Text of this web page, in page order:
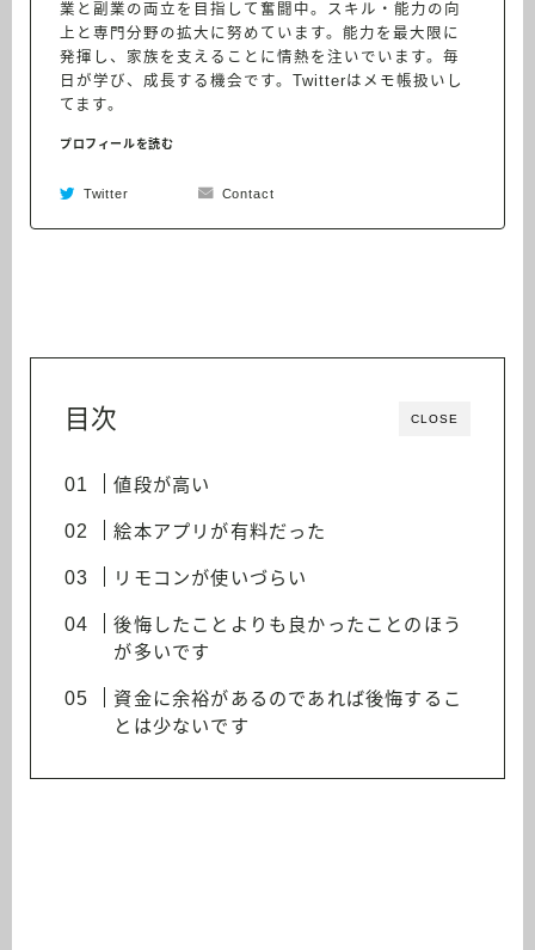
業と副業の両立を目指して奮闘中。スキル・能力の向
上と専門分野の拡大に努めています。能力を最大限に
発揮し、家族を支えることに情熱を注いでいます。毎
日が学び、成長する機会です。Twitterはメモ帳扱いし
てます。
プロフィールを読む
Twitter Contact
CLOSE
目次
値段が高い
絵本アプリが有料だった
リモコンが使いづらい
後悔したことよりも良かったことのほう
が多いです
資金に余裕があるのであれば後悔するこ
とは少ないです